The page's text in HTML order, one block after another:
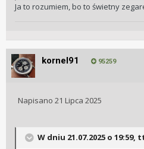
Ja to rozumiem, bo to świetny
kornel91 95259
Napisano 21 Lipca 2025
W dniu 21.07.2025 o 19:59,